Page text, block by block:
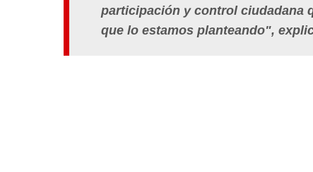
participación y control ciudadana
que lo estamos planteando",